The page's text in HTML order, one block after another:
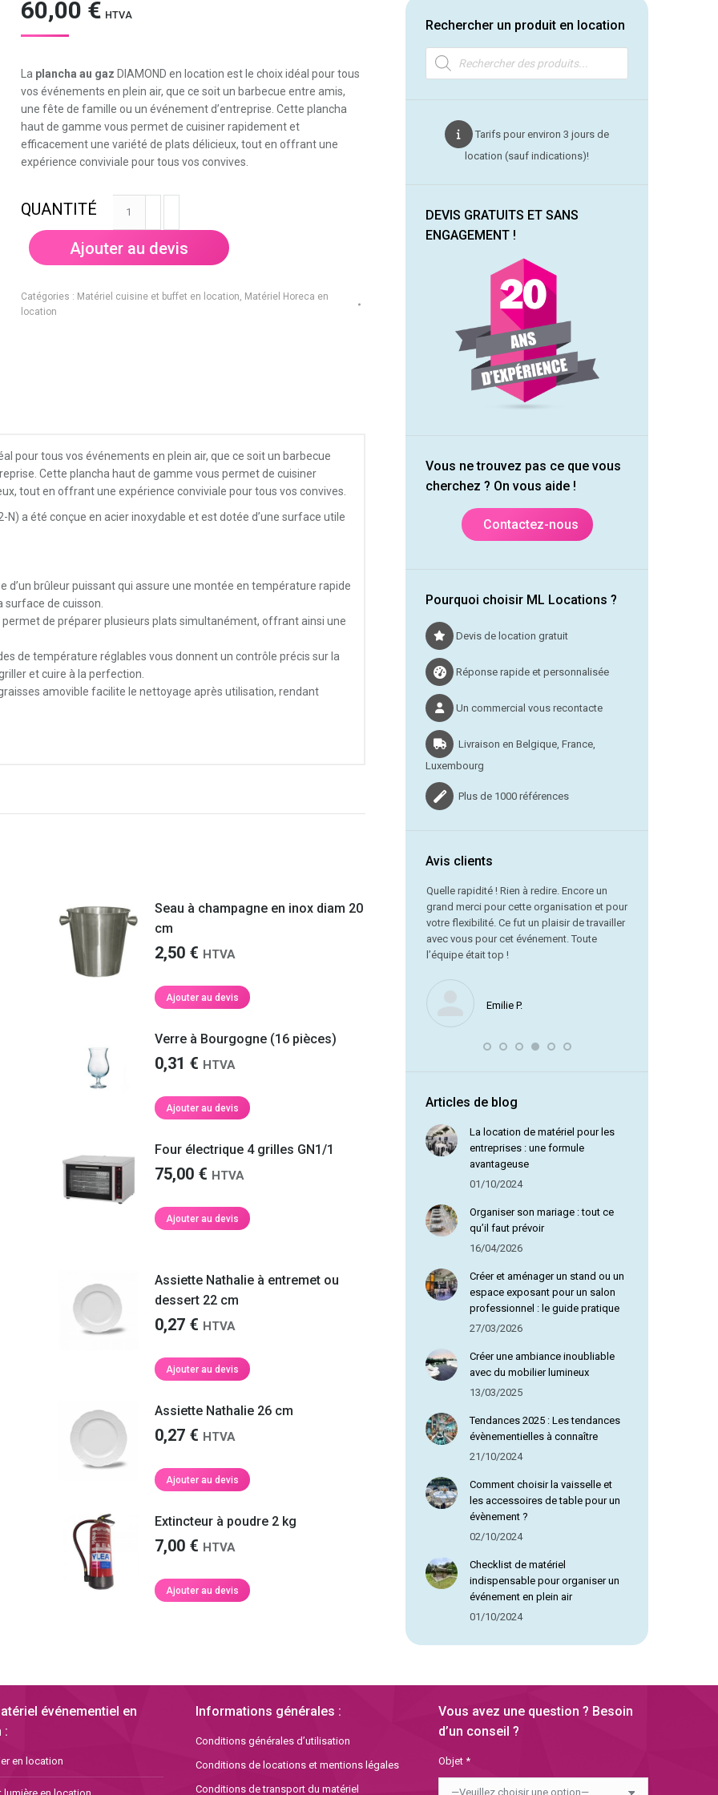
60,00 € HTVA
La plancha au gaz DIAMOND en location est le choix idéal pour tous
vos événements en plein air, que ce soit un barbecue entre amis,
une fête de famille ou un événement d’entreprise. Cette plancha
haut de gamme vous permet de cuisiner rapidement et
efficacement une variété de plats délicieux, tout en offrant une
expérience conviviale pour tous vos convives.
au
Ajouter au devis
Catégories : Matériel cuisine et buffet en location, Matériel Horeca en
location
pour tous vos événements en plein air, que ce soit un barbecue
Cette plancha haut de gamme vous permet de cuisiner
tout en offrant une expérience conviviale pour tous vos convives.
N) a été conçue en acier inoxydable et est dotée d’une surface utile
d’un brûleur puissant qui assure une montée en température rapide
de cuisson.
de préparer plusieurs plats simultanément, offrant ainsi une
de température réglables vous donnent un contrôle précis sur la
et cuire à la perfection.
amovible facilite le nettoyage après utilisation, rendant
Seau à champagne en inox diam 20
cm
2,50 € HTVA
Ajouter au devis
Verre à Bourgogne (16 pièces)
0,31 € HTVA
Ajouter au devis
Four électrique 4 grilles GN1/1
75,00 € HTVA
Ajouter au devis
Assiette Nathalie à entremet ou
dessert 22 cm
0,27 € HTVA
Ajouter au devis
Assiette Nathalie 26 cm
0,27 € HTVA
Ajouter au devis
Extincteur à poudre 2 kg
7,00 € HTVA
Ajouter au devis
Rechercher un produit en location
Recherche
de
produits
Tarifs pour environ 3 jours de
location (sauf indications)!
DEVIS GRATUITS ET SANS
ENGAGEMENT !
Vous ne trouvez pas ce que vous
cherchez ? On vous aide !
Contactez-nous
Pourquoi choisir ML Locations ?
Devis de location gratuit
Réponse rapide et personnalisée
Un commercial vous recontacte
Livraison en Belgique, France,
Luxembourg
Plus de 1000 références
Avis clients
de
ponctuelle, c’était parfait, merci à eux. Le
montage s’est très bien passé, le matériel
de location a été nettoyé sur place, rien à
les temps
C’était super!
Quelle rapidité ! Rien à redire. Encore un
grand merci pour cette organisation et pour
votre flexibilité. Ce fut un plaisir de travailler
avec vous pour cet événement. Toute
l’équipe était top !
Emilie P.
Articles de blog
La location de matériel pour les
entreprises : une formule
avantageuse
01/10/2024
Organiser son mariage : tout ce
qu’il faut prévoir
16/04/2026
Créer et aménager un stand ou un
espace exposant pour un salon
professionnel : le guide pratique
27/03/2026
Créer une ambiance inoubliable
avec du mobilier lumineux
13/03/2025
Tendances 2025 : Les tendances
évènementielles à connaître
21/10/2024
Comment choisir la vaisselle et
les accessoires de table pour un
évènement ?
02/10/2024
Checklist de matériel
indispensable pour organiser un
événement en plein air
01/10/2024
événementiel en
:
en location
Informations générales :
Conditions générales d’utilisation
Conditions de locations et mentions légales
Conditions de transport du matériel
Vous avez une question ? Besoin
d’un conseil ?
Objet *